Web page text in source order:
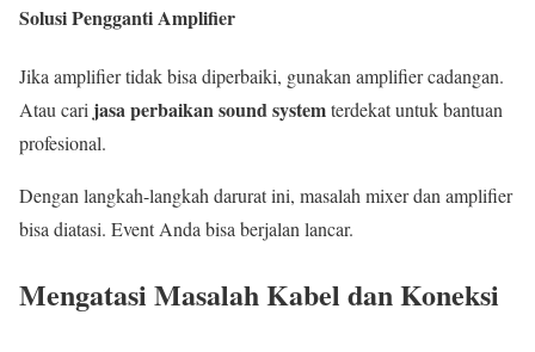
Solusi Pengganti Amplifier
Jika amplifier tidak bisa diperbaiki, gunakan amplifier cadangan.
Atau cari jasa perbaikan sound systemterdekat untuk bantuan
profesional.
Dengan langkah-langkah darurat ini, masalah mixer dan amplifier
bisa diatasi. Event Anda bisa berjalan lancar.
Mengatasi Masalah Kabel dan Koneksi